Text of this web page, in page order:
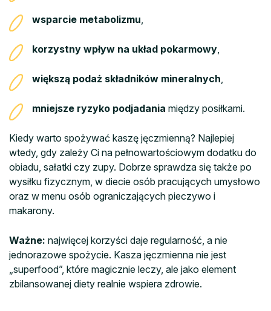
wsparcie metabolizmu,
korzystny wpływ na układ pokarmowy,
większą podaż składników mineralnych,
mniejsze ryzyko podjadania między posiłkami.
Kiedy warto spożywać kaszę jęczmienną? Najlepiej
wtedy, gdy zależy Ci na pełnowartościowym dodatku do
obiadu, sałatki czy zupy. Dobrze sprawdza się także po
wysiłku fizycznym, w diecie osób pracujących umysłowo
oraz w menu osób ograniczających pieczywo i
makarony.
Ważne: najwięcej korzyści daje regularność, a nie
jednorazowe spożycie. Kasza jęczmienna nie jest
„superfood”, które magicznie leczy, ale jako element
zbilansowanej diety realnie wspiera zdrowie.